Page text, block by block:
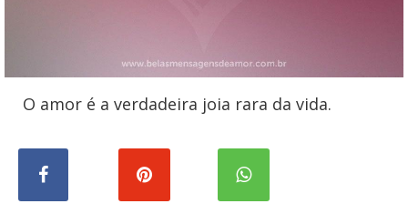
O amor é a verdadeira joia rara da vida.